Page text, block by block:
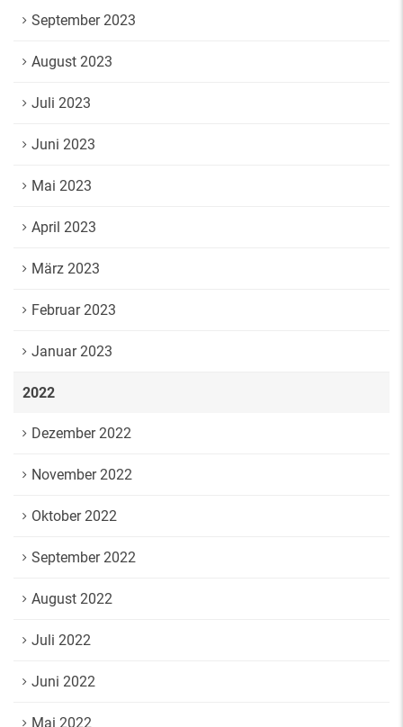
September 2023
August 2023
Juli 2023
Juni 2023
Mai 2023
April 2023
März 2023
Februar 2023
Januar 2023
2022
Dezember 2022
November 2022
Oktober 2022
September 2022
August 2022
Juli 2022
Juni 2022
Mai 2022